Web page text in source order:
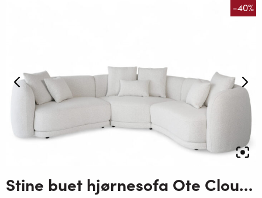
-40%
Stine buet hjørnesofa Ote Cloud 113 Lys Beige